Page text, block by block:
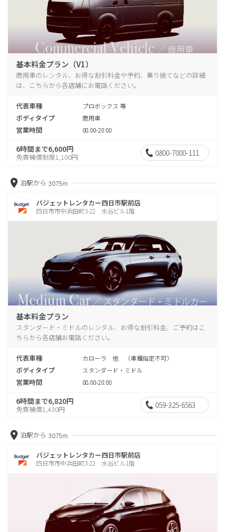
基本料金プラン（V1）
商用車のレンタル、お得な割引料金や予約、乗り捨てなどの詳細
は、こちらから各店舗にお電話ください。
代表車種 プロボックス 等
ボディタイプ 商用車
営業時間 08:00-20:00
6時間まで6,600円
免責補償制度1,100円 0800-7000-111
泊駅から 3075m
バジェットレンタカー四日市駅前店
四日市市中浜田町3-22 水谷ビル1階
基本料金プラン
スタンダード・ミドルのレンタル、お得な割引料金、ご予約はこ
ちらから各店舗お電話ください。
代表車種 カローラ 他 （車種指定不可）
ボディタイプ スタンダード・ミドル
営業時間 08:00-20:00
6時間まで6,820円
免責補償1,430円 059-325-6563
泊駅から 3075m
バジェットレンタカー四日市駅前店
四日市市中浜田町3-22 水谷ビル1階